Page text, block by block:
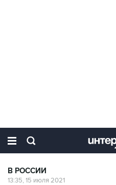
В РОССИИ
13:35, 15 июля 2021